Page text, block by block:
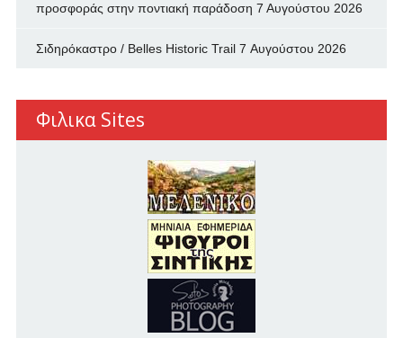
προσφοράς στην ποντιακή παράδοση 7 Αυγούστου 2026
Σιδηρόκαστρο / Belles Historic Trail 7 Αυγούστου 2026
Φιλικα Sites